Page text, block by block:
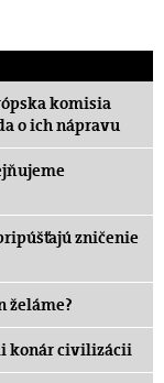
komisia
o ich nápravu
zničenie
želáme?
konár civilizácii